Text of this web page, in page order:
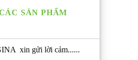
SẢN PHẨM
xin gửi lời cảm......